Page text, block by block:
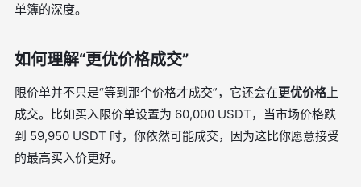
单簿的深度。
如何理解“更优价格成交”
限价单并不只是“等到那个价格才成交”，它还会在更优价格上
成交。比如买入限价单设置为 60,000 USDT，当市场价格跌
到 59,950 USDT 时，你依然可能成交，因为这比你愿意接受
的最高买入价更好。